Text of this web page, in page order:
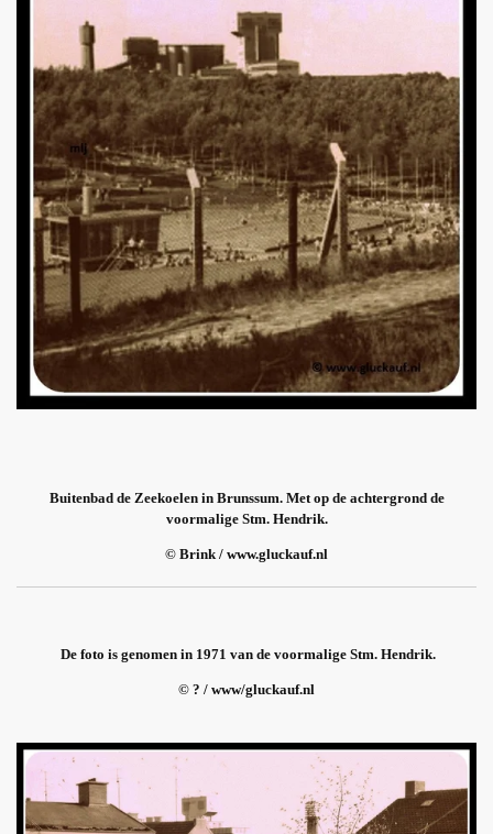
Buitenbad de Zeekoelen in Brunssum. Met op de achtergrond de
voormalige Stm. Hendrik.
© Brink / www.gluckauf.nl
De foto is genomen in 1971 van de voormalige Stm. Hendrik.
© ? / www/gluckauf.nl